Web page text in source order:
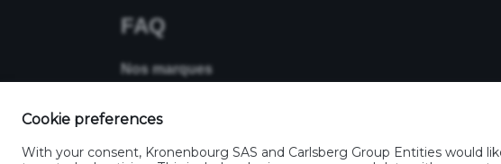
FAQ
Nos marques
Guinness
Cookie preferences
With your consent, Kronenbourg SAS and Carlsberg Group Entities would